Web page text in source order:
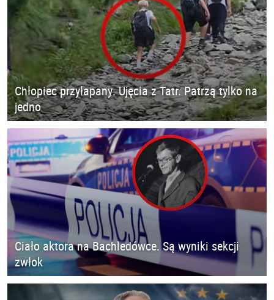
Chłopiec przyłapany. Ujęcia z Tatr. Patrzą tylko na
jedno
Ciało aktora na Bachledówce. Są wyniki sekcji
zwłok